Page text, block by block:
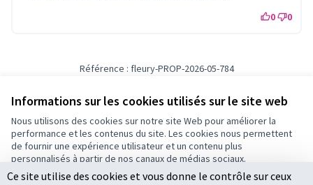
Informations sur les cookies utilisés sur le site web
Nous utilisons des cookies sur notre site Web pour améliorer la
performance et les contenus du site. Les cookies nous permettent
de fournir une expérience utilisateur et un contenu plus
personnalisés à partir de nos canaux de médias sociaux.
Tout accepter
0 0
Référence : fleury-PROP-2026-05-784
Vérifiez l'empreinte numérique
Conditions d'utilisation
Paramètres des cookies
Ce site utilise des cookies et vous donne le contrôle sur ceux